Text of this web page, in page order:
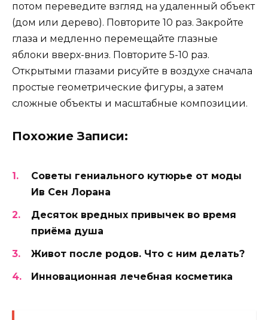
потом переведите взгляд на удаленный объект
(дом или дерево). Повторите 10 раз. Закройте
глаза и медленно перемещайте глазные
яблоки вверх-вниз. Повторите 5-10 раз.
Открытыми глазами рисуйте в воздухе сначала
простые геометрические фигуры, а затем
сложные объекты и масштабные композиции.
Похожие Записи:
Советы гениального кутюрье от моды
Ив Сен Лорана
Десяток вредных привычек во время
приёма душа
Живот после родов. Что с ним делать?
Инновационная лечебная косметика